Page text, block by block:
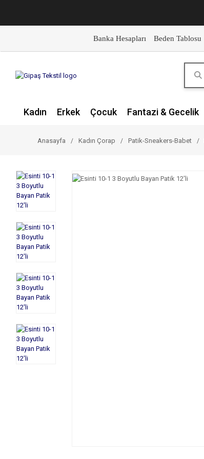
Banka Hesapları Beden Tablosu
Kadın Erkek Çocuk Fantazi & Gecelik
Anasayfa Kadın Çorap Patik-Sneakers-Babet